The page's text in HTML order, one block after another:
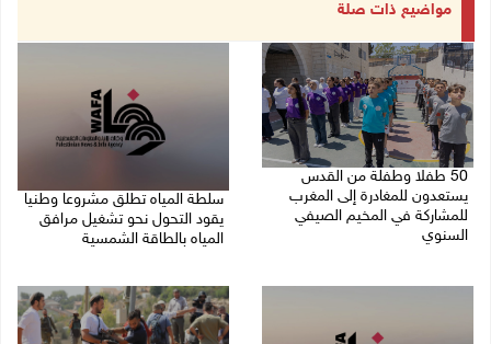
مواضيع ذات صلة
50 طفلا وطفلة من القدس
يستعدون للمغادرة إلى المغرب
للمشاركة في المخيم الصيفي
السنوي
سلطة المياه تطلق مشروعا وطنيا
يقود التحول نحو تشغيل مرافق
المياه بالطاقة الشمسية